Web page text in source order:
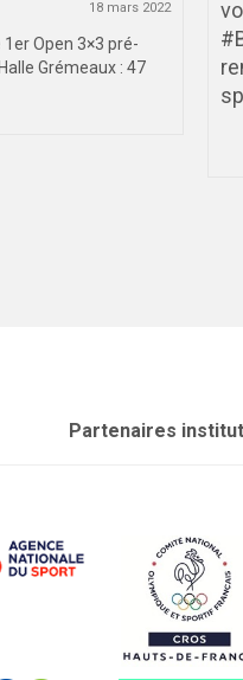
18 mars 2022
1er Open 3×3 pré-
Grémeaux : 47
Partenaires